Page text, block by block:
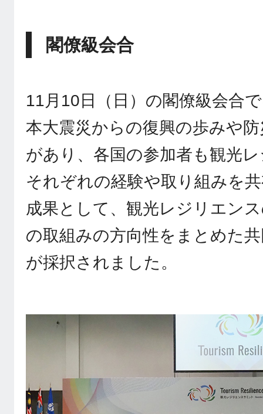
閣僚級会合
11月10日（日）の閣僚級会合
本大震災からの復興の歩みや
があり、各国の参加者も観光
それぞれの経験や取り組みを
成果として、観光レジリエン
の取組みの方向性をまとめた
が採択されました。